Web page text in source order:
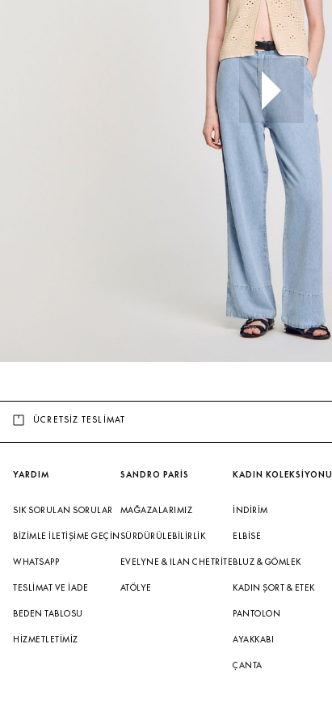
ÜCRETSİZ TESLİMAT
YARDIM
SIK SORULAN SORULAR
BIZIMLE İLETIŞIME GEÇIN
WHATSAPP
TESLIMAT VE İADE
BEDEN TABLOSU
HIZMETLETIMIZ
SANDRO PARİS
MAĞAZALARIMIZ
SÜRDÜRÜLEBILIRLIK
EVELYNE & ILAN CHETRITE
ATÖLYE
KADIN KOLEKSİYONU
İNDIRIM
ELBISE
BLUZ & GÖMLEK
KADIN ŞORT & ETEK
PANTOLON
AYAKKABI
ÇANTA